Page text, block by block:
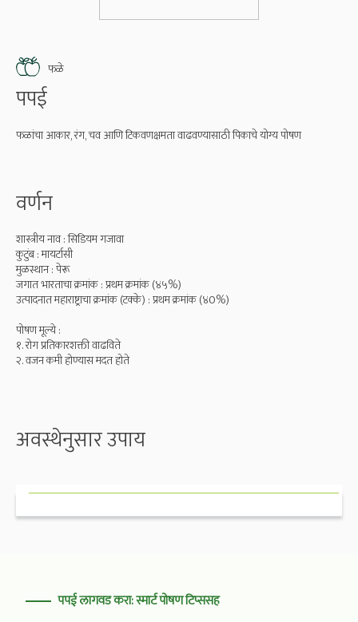
फळे
पपई
फळांचा आकार, रंग, चव आणि टिकवणक्षमता वाढवण्यासाठी पिकाचे योग्य पोषण
वर्णन
शास्त्रीय नाव : सिडियम गजावा
कुटुंब : मायर्टासी
मुळस्थान : पेरू
जगात भारताचा क्रमांक : प्रथम क्रमांक (४५%)
उत्पादनात महाराष्ट्राचा क्रमांक (टक्के) : प्रथम क्रमांक (४0%)
पोषण मूल्ये :
१. रोग प्रतिकारशक्ती वाढविते
२. वजन कमी होण्यास मदत होते
अवस्थेनुसार उपाय
पपई लागवड करा: स्मार्ट पोषण टिप्ससह